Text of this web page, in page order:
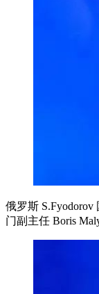
俄罗斯
门副主任 Boris